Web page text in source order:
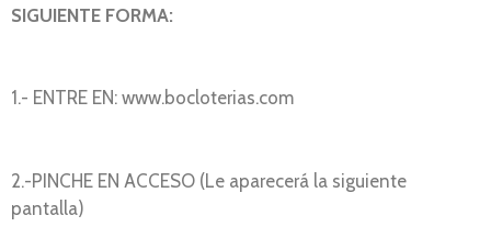
SIGUIENTE FORMA:
1.- ENTRE EN: www.bocloterias.com
2.-PINCHE EN ACCESO (Le aparecerá la siguiente
pantalla)